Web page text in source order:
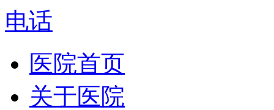
电话
医院首页
关于医院